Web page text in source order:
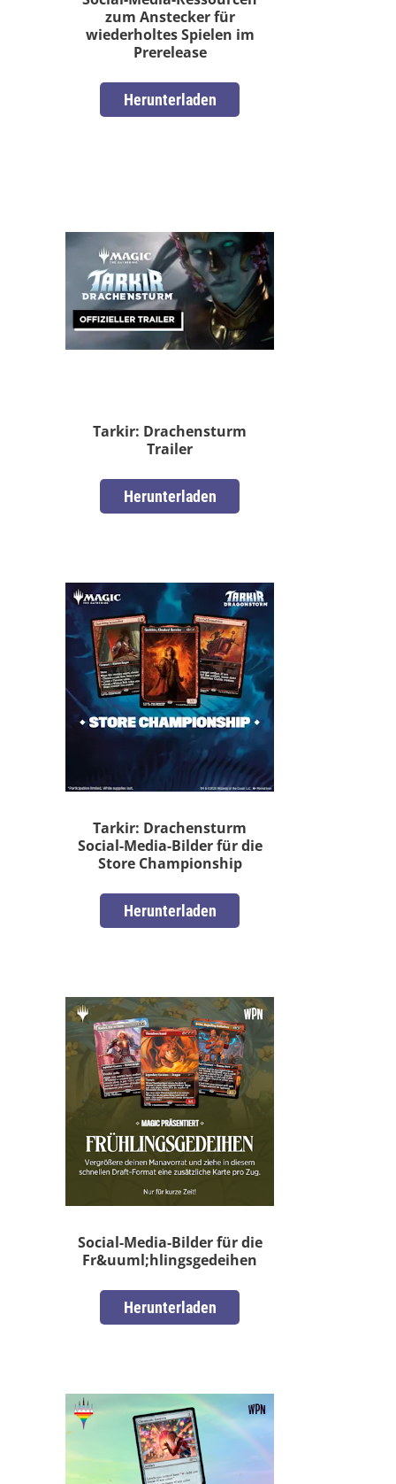
zum Anstecker für
wiederholtes Spielen im
Prerelease
Herunterladen
Tarkir: Drachensturm
Trailer
Herunterladen
Tarkir: Drachensturm
Social-Media-Bilder für die
Store Championship
Herunterladen
Social-Media-Bilder für die
Fr&uuml;hlingsgedeihen
Herunterladen